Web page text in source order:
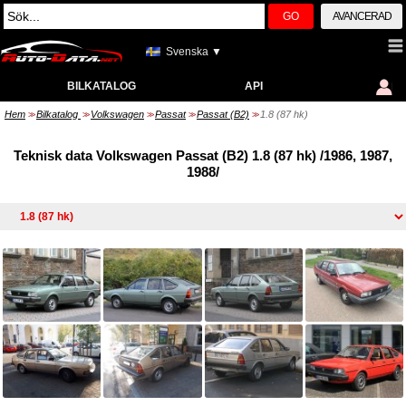
GO AVANCERAD
Svenska ▼
BILKATALOG API
Hem >> Bilkatalog >> Volkswagen >> Passat >> Passat (B2) >> 1.8 (87 hk)
Teknisk data Volkswagen Passat (B2) 1.8 (87 hk) /1986, 1987,
1988/